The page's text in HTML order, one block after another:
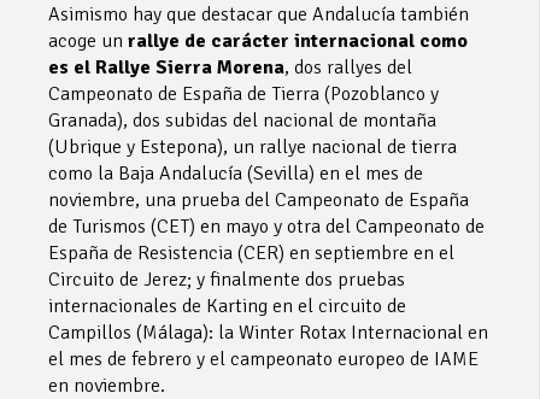
Asimismo hay que destacar que Andalucía también
acoge un rallye de carácter internacional como
es el Rallye Sierra Morena, dos rallyes del
Campeonato de España de Tierra (Pozoblanco y
Granada), dos subidas del nacional de montaña
(Ubrique y Estepona), un rallye nacional de tierra
como la Baja Andalucía (Sevilla) en el mes de
noviembre, una prueba del Campeonato de España
de Turismos (CET) en mayo y otra del Campeonato de
España de Resistencia (CER) en septiembre en el
Circuito de Jerez; y finalmente dos pruebas
internacionales de Karting en el circuito de
Campillos (Málaga): la Winter Rotax Internacional en
el mes de febrero y el campeonato europeo de IAME
en noviembre.